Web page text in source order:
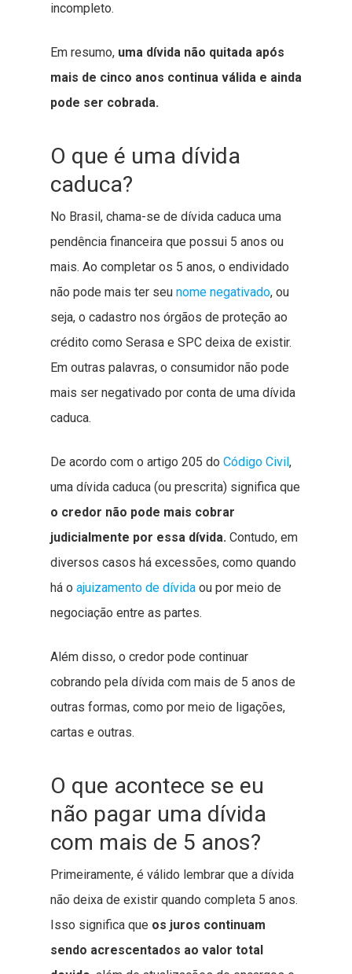
incompleto.
Em resumo, uma dívida não quitada após
mais de cinco anos continua válida e ainda
pode ser cobrada.
O que é uma dívida
caduca?
No Brasil, chama-se de dívida caduca uma
pendência financeira que possui 5 anos ou
mais. Ao completar os 5 anos, o endividado
não pode mais ter seu nome negativado, ou
seja, o cadastro nos órgãos de proteção ao
crédito como Serasa e SPC deixa de existir.
Em outras palavras, o consumidor não pode
mais ser negativado por conta de uma dívida
caduca.
De acordo com o artigo 205 do Código Civil,
uma dívida caduca (ou prescrita) significa que
o credor não pode mais cobrar
judicialmente por essa dívida. Contudo, em
diversos casos há excessões, como quando
há o ajuizamento de dívida ou por meio de
negociação entre as partes.
Além disso, o credor pode continuar
cobrando pela dívida com mais de 5 anos de
outras formas, como por meio de ligações,
cartas e outras.
O que acontece se eu
não pagar uma dívida
com mais de 5 anos?
Primeiramente, é válido lembrar que a dívida
não deixa de existir quando completa 5 anos.
Isso significa que os juros continuam
sendo acrescentados ao valor total